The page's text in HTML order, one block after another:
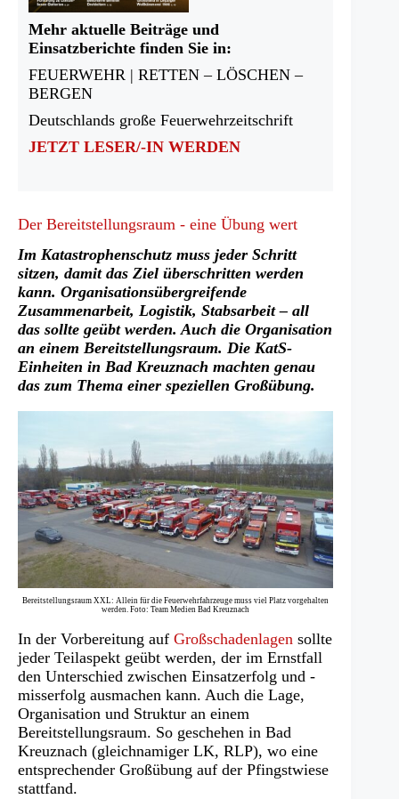
Mehr aktuelle Beiträge und
Einsatzberichte finden Sie in:
FEUERWEHR | RETTEN – LÖSCHEN –
BERGEN
Deutschlands große Feuerwehrzeitschrift
JETZT LESER/-IN WERDEN
Der Bereitstellungsraum - eine Übung wert
Im Katastrophenschutz muss jeder Schritt
sitzen, damit das Ziel überschritten werden
kann. Organisationsübergreifende
Zusammenarbeit, Logistik, Stabsarbeit – all
das sollte geübt werden. Auch die Organisation
an einem Bereitstellungsraum. Die KatS-
Einheiten in Bad Kreuznach machten genau
das zum Thema einer speziellen Großübung.
Bereitstellungsraum XXL: Allein für die Feuerwehrfahrzeuge muss viel Platz vorgehalten
werden. Foto: Team Medien Bad Kreuznach
In der Vorbereitung auf Großschadenlagen sollte
jeder Teilaspekt geübt werden, der im Ernstfall
den Unterschied zwischen Einsatzerfolg und -
misserfolg ausmachen kann. Auch die Lage,
Organisation und Struktur an einem
Bereitstellungsraum. So geschehen in Bad
Kreuznach (gleichnamiger LK, RLP), wo eine
entsprechender Großübung auf der Pfingstwiese
stattfand.